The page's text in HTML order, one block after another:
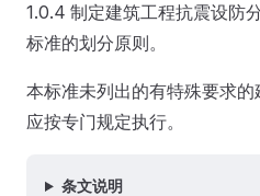
1.0.4 制定建筑工程抗震设防
标准的划分原则。
本标准未列出的有特殊要求
应按专门规定执行。
条文说明